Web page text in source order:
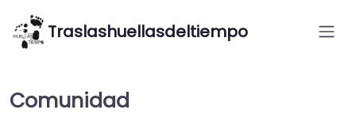
Traslashuellasdeltiempo
Comunidad